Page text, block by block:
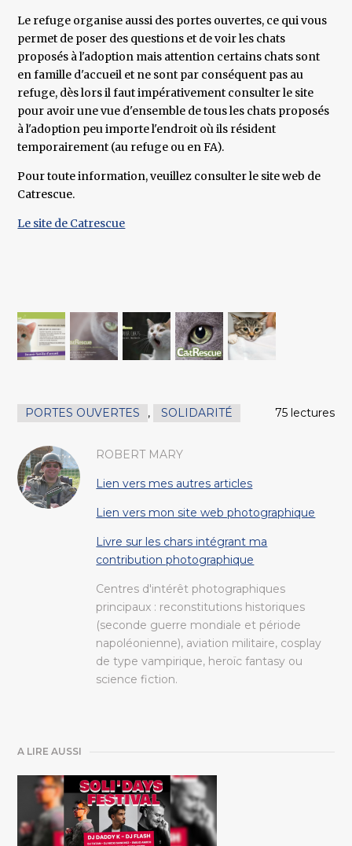
Le refuge organise aussi des portes ouvertes, ce qui vous
permet de poser des questions et de voir les chats
proposés à l'adoption mais attention certains chats sont
en famille d'accueil et ne sont par conséquent pas au
refuge, dès lors il faut impérativement consulter le site
pour avoir une vue d'ensemble de tous les chats proposés
à l'adoption peu importe l'endroit où ils résident
temporairement (au refuge ou en FA).
Pour toute information, veuillez consulter le site web de
Catrescue.
Le site de Catrescue
PORTES OUVERTES , SOLIDARITÉ 75 lectures
ROBERT MARY
Lien vers mes autres articles
Lien vers mon site web photographique
Livre sur les chars intégrant ma
contribution photographique
Centres d'intérêt photographiques
principaux : reconstitutions historiques
(seconde guerre mondiale et période
napoléonienne), aviation militaire, cosplay
de type vampirique, heroïc fantasy ou
science fiction.
A LIRE AUSSI